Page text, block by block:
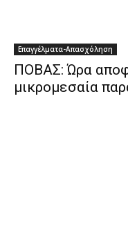
Επαγγέλματα-Απασχόληση
ΠΟΒΑΣ: Ώρα
μικρομεσαία